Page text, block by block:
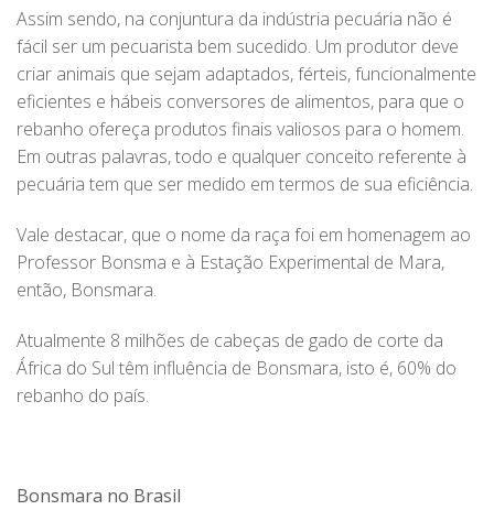
Assim sendo, na conjuntura da indústria pecuária não é
fácil ser um pecuarista bem sucedido. Um produtor deve
criar animais que sejam adaptados, férteis, funcionalmente
eficientes e hábeis conversores de alimentos, para que o
rebanho ofereça produtos finais valiosos para o homem.
Em outras palavras, todo e qualquer conceito referente à
pecuária tem que ser medido em termos de sua eficiência.
Vale destacar, que o nome da raça foi em homenagem ao
Professor Bonsma e à Estação Experimental de Mara,
então, Bonsmara.
Atualmente 8 milhões de cabeças de gado de corte da
África do Sul têm influência de Bonsmara, isto é, 60% do
rebanho do país.
Bonsmara no Brasil